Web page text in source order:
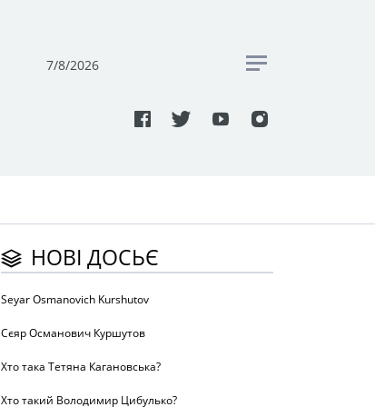
7/8/2026
НОВІ ДОСЬЄ
Seyar Osmanovich Kurshutov
Сєяр Османович Куршутов
Хто така Тетяна Кагановська?
Хто такий Володимир Цибулько?